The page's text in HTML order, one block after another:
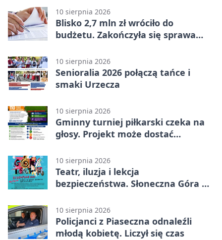
10 sierpnia 2026
Blisko 2,7 mln zł wróciło do
budżetu. Zakończyła się sprawa
10 sierpnia 2026
Senioralia 2026 połączą tańce i
smaki Urzecza
10 sierpnia 2026
Gminny turniej piłkarski czeka na
głosy. Projekt może dostać
10 sierpnia 2026
Teatr, iluzja i lekcja
bezpieczeństwa. Słoneczna Góra na
10 sierpnia 2026
Policjanci z Piaseczna odnaleźli
młodą kobietę. Liczył się czas